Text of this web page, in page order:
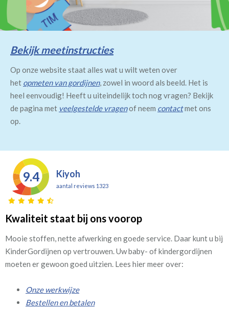
Bekijk meetinstructies
Op onze website staat alles wat u wilt weten over
het opmeten van gordijnen, zowel in woord als beeld. Het is
heel eenvoudig! Heeft u uiteindelijk toch nog vragen? Bekijk
de pagina met veelgestelde vragenof neem contactmet ons
op.
9.4 Kiyoh
aantal reviews 1323
Kwaliteit staat bij ons voorop
Mooie stoffen, nette afwerking en goede service. Daar kunt u bij
KinderGordijnen op vertrouwen. Uw baby- of kindergordijnen
moeten er gewoon goed uitzien. Lees hier meer over:
Onze werkwijze
Bestellen en betalen